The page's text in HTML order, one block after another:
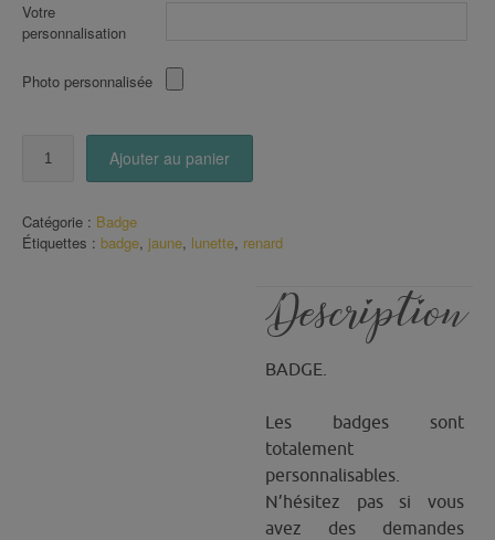
Votre
personnalisation
Photo personnalisée
fond
Jaune
Ajouter au panier
Catégorie : Badge
Étiquettes : badge, jaune, lunette, renard
Description
BADGE.
Les badges sont
totalement
personnalisables.
N’hésitez pas si vous
avez des demandes